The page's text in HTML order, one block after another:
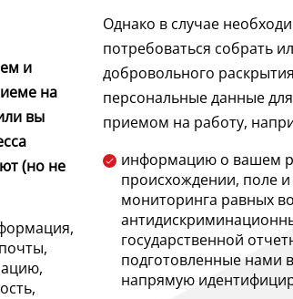
и
на
вы
(но не
Однако в случае
потребоваться собрать
добровольного
персональные данные
приемом на работу,
информацию о вашем
происхождении, поле
мониторинга равных
государственной
подготовленные нами
напрямую